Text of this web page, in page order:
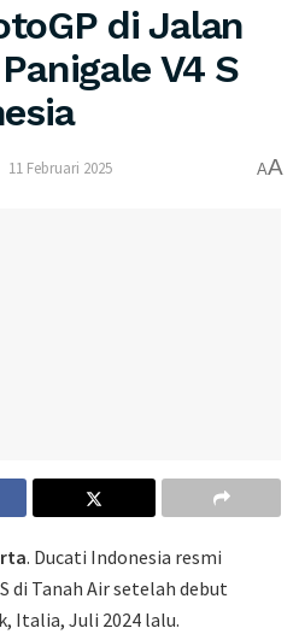
di Jalan
V4 S
11 Februari 2025 AA
. Ducati Indonesia resmi
di Tanah Air setelah debut
Italia, Juli 2024 lalu.